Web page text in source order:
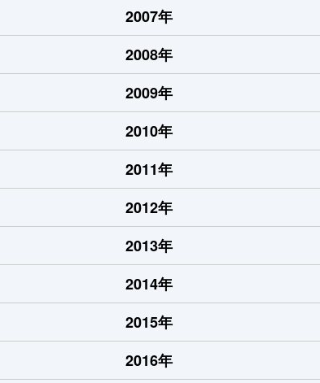
2007年
2008年
2009年
2010年
2011年
2012年
2013年
2014年
2015年
2016年